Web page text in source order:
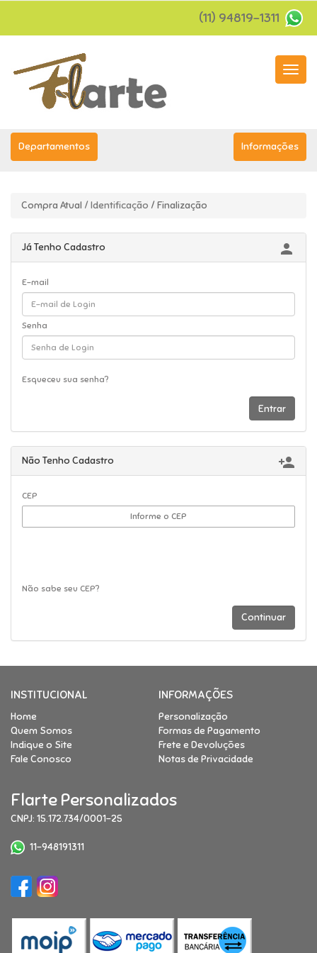
(11) 94819-1311
Menu
Departamentos Informações
Compra Atual / Identificação / Finalização
Já Tenho Cadastro 
E-mail
Senha
Esqueceu sua senha?
Não Tenho Cadastro 
CEP
Não sabe seu CEP?
INSTITUCIONAL
Home
Quem Somos
Indique o Site
Fale Conosco
INFORMAÇÕES
Personalização
Formas de Pagamento
Frete e Devoluções
Notas de Privacidade
Flarte Personalizados
CNPJ: 15.172.734/0001-25
11-948191311